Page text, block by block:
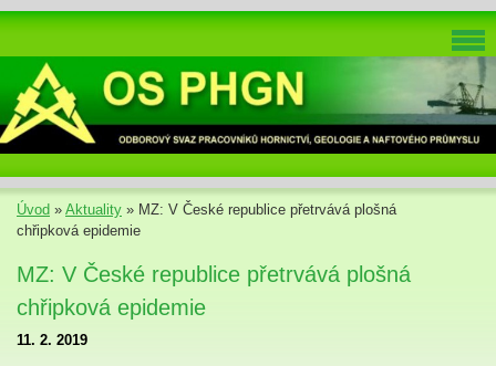
Úvod » Aktuality » MZ: V České republice přetrvává plošná
chřipková epidemie
MZ: V České republice přetrvává plošná
chřipková epidemie
11. 2. 2019